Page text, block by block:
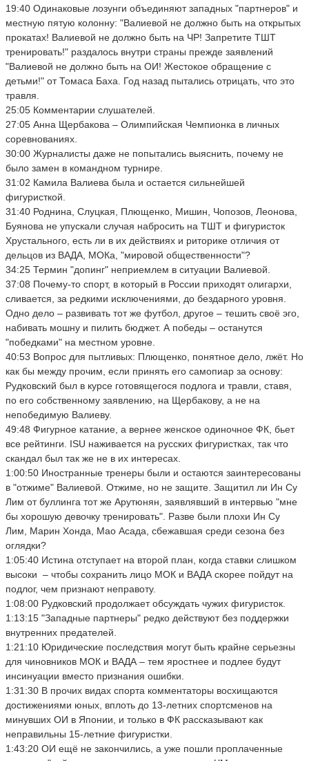
19:40 Одинаковые лозунги объединяют западных "партнеров" и
местную пятую колонну: "Валиевой не должно быть на открытых
прокатах! Валиевой не должно быть на ЧР! Запретите ТШТ
тренировать!" раздалось внутри страны прежде заявлений
"Валиевой не должно быть на ОИ! Жестокое обращение с
детьми!" от Томаса Баха. Год назад пытались отрицать, что это
травля.
25:05 Комментарии слушателей.
27:05 Анна Щербакова – Олимпийская Чемпионка в личных
соревнованиях.
30:00 Журналисты даже не попытались выяснить, почему не
было замен в командном турнире.
31:02 Камила Валиева была и остается сильнейшей
фигуристкой.
31:40 Роднина, Слуцкая, Плющенко, Мишин, Чопозов, Леонова,
Буянова не упускали случая набросить на ТШТ и фигуристок
Хрустального, есть ли в их действиях и риторике отличия от
дельцов из ВАДА, МОКа, "мировой общественности"?
34:25 Термин "допинг" неприемлем в ситуации Валиевой.
37:08 Почему-то спорт, в который в России приходят олигархи,
сливается, за редкими исключениями, до бездарного уровня.
Одно дело – развивать тот же футбол, другое – тешить своё эго,
набивать мошну и пилить бюджет. А победы – останутся
"победками" на местном уровне.
40:53 Вопрос для пытливых: Плющенко, понятное дело, лжёт. Но
как бы между прочим, если принять его самопиар за основу:
Рудковский был в курсе готовящегося подлога и травли, ставя,
по его собственному заявлению, на Щербакову, а не на
непобедимую Валиеву.
49:48 Фигурное катание, а вернее женское одиночное ФК, бьет
все рейтинги. ISU наживается на русских фигуристках, так что
скандал был так же не в их интересах.
1:00:50 Иностранные тренеры были и остаются заинтересованы
в "отжиме" Валиевой. Отжиме, но не защите. Защитил ли Ин Су
Лим от буллинга тот же Арутюнян, заявлявший в интервью "мне
бы хорошую девочку тренировать". Разве были плохи Ин Су
Лим, Марин Хонда, Мао Асада, сбежавшая среди сезона без
оглядки?
1:05:40 Истина отступает на второй план, когда ставки слишком
высоки – чтобы сохранить лицо МОК и ВАДА скорее пойдут на
подлог, чем признают неправоту.
1:08:00 Рудковский продолжает обсуждать чужих фигуристок.
1:13:15 "Западные партнеры" редко действуют без поддержки
внутренних предателей.
1:21:10 Юридические последствия могут быть крайне серьезны
для чиновников МОК и ВАДА – тем яростнее и подлее будут
инсинуации вместо признания ошибки.
1:31:30 В прочих видах спорта комментаторы восхищаются
достижениями юных, вплоть до 13-летних спортсменов на
минувших ОИ в Японии, и только в ФК рассказывают как
неправильны 15-летние фигуристки.
1:43:20 ОИ ещё не закончились, а уже пошли проплаченные